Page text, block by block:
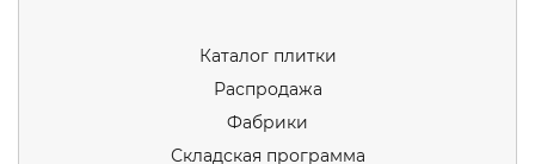
Каталог плитки
Распродажа
Фабрики
Складская программа